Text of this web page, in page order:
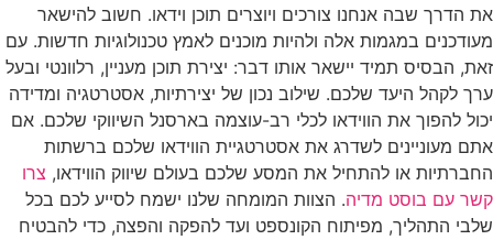
את הדרך שבה אנחנו צורכים ויוצרים תוכן וידאו. חשוב להישאר
מעודכנים במגמות אלה ולהיות מוכנים לאמץ טכנולוגיות חדשות. עם
זאת, הבסיס תמיד יישאר אותו דבר: יצירת תוכן מעניין, רלוונטי ובעל
ערך לקהל היעד שלכם. שילוב נכון של יצירתיות, אסטרטגיה ומדידה
יכול להפוך את הווידאו לכלי רב-עוצמה בארסנל השיווקי שלכם. אם
אתם מעוניינים לשדרג את אסטרטגיית הווידאו שלכם ברשתות
החברתיות או להתחיל את המסע שלכם בעולם שיווק הווידאו, צרו
קשר עם בוסט מדיה. הצוות המומחה שלנו ישמח לסייע לכם בכל
שלבי התהליך, מפיתוח הקונספט ועד להפקה והפצה, כדי להבטיח